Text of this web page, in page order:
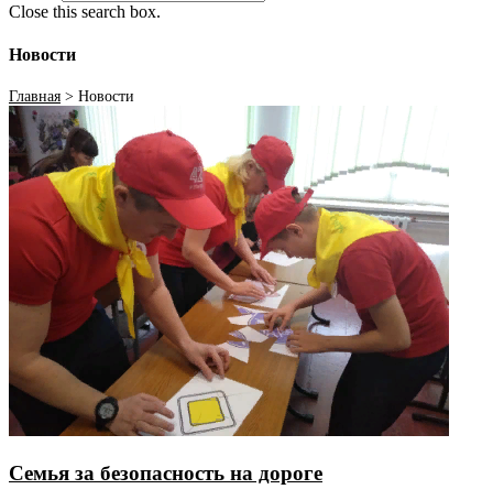
Close this search box.
Новости
Главная > Новости
Семья за безопасность на дороге